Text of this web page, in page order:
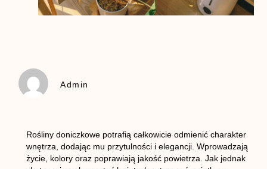
Admin
Rośliny doniczkowe potrafią całkowicie odmienić charakter
wnętrza, dodając mu przytulności i elegancji. Wprowadzają
życie, kolory oraz poprawiają jakość powietrza. Jak jednak